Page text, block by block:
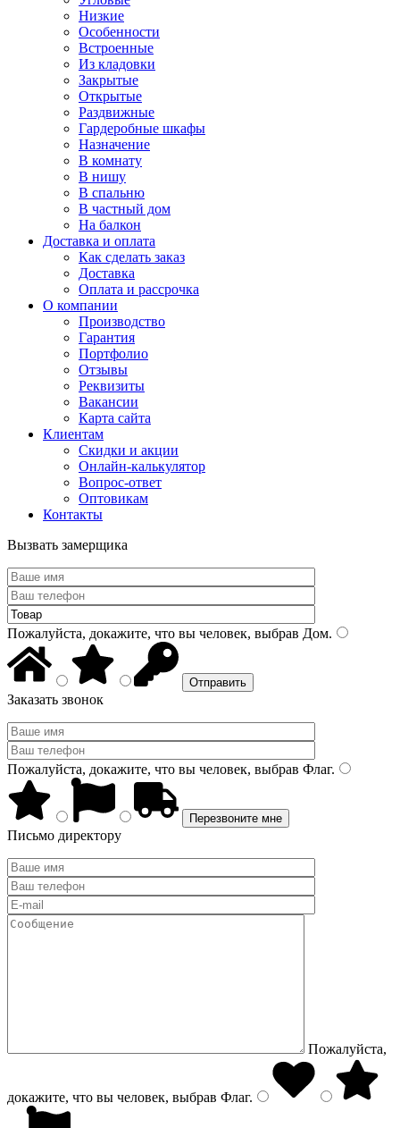
Низкие
Особенности
Встроенные
Из кладовки
Закрытые
Открытые
Раздвижные
Гардеробные шкафы
Назначение
В комнату
В нишу
В спальню
В частный дом
На балкон
Доставка и оплата
Как сделать заказ
Доставка
Оплата и рассрочка
О компании
Производство
Гарантия
Портфолио
Отзывы
Реквизиты
Вакансии
Карта сайта
Клиентам
Скидки и акции
Онлайн-калькулятор
Вопрос-ответ
Оптовикам
Контакты
Вызвать замерщика
Пожалуйста, докажите, что вы человек, выбрав Дом.
Заказать звонок
Пожалуйста, докажите, что вы человек, выбрав Флаг.
Письмо директору
Пожалуйста,
докажите, что вы человек, выбрав Флаг.